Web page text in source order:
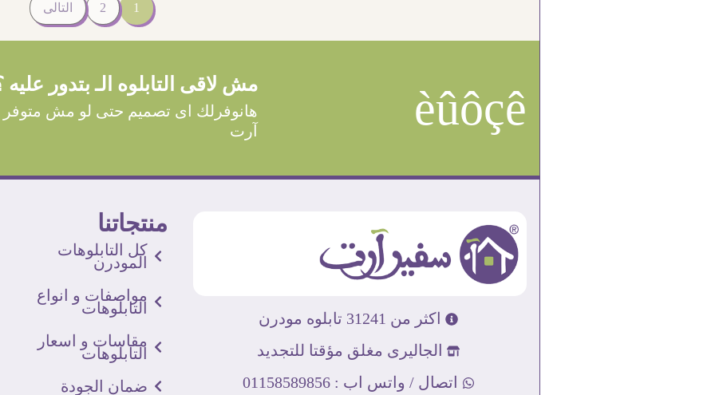
1
2 التالى
èûôçê مش لاقى التابلوه الـ بتدور عليه
هانوفرلك اى تصميم حتى لو مش
آرت
اكثر من 31241 تابلوه مودرن
الجاليرى مغلق مؤقتا للتجديد
اتصال / واتس اب : 01158589856
منتجاتنا
كل التابلوهات
المودرن
مواصفات و انواع
التابلوهات
مقاسات و اسعار
التابلوهات
ضمان الجودة